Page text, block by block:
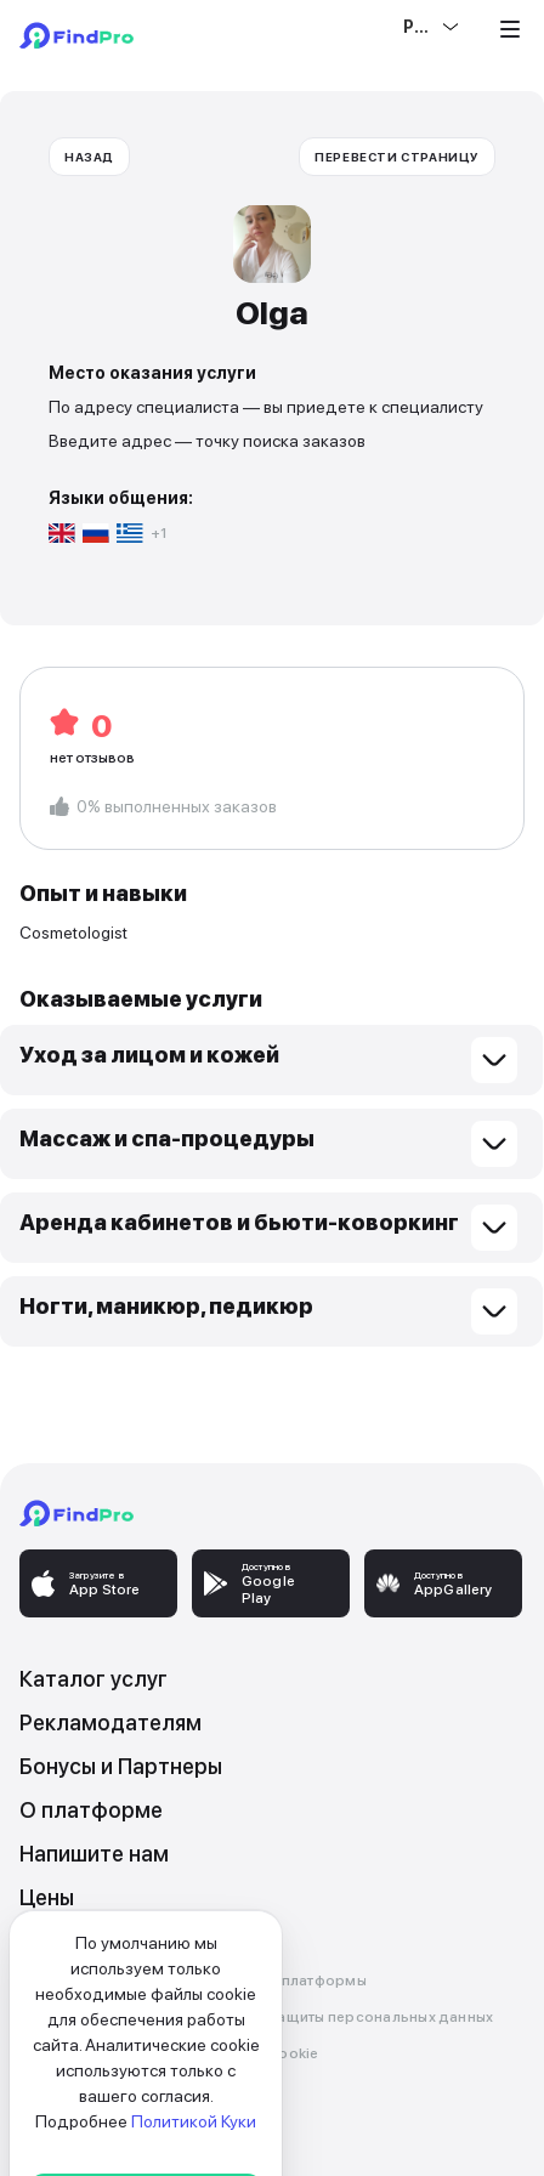
РУС
По умолчанию мы
используем только
необходимые файлы cookie
для обеспечения работы
сайта. Аналитические cookie
используются только с
вашего согласия.
Подробнее Политикой Куки
Olga
ПЕРЕВЕСТИ СТРАНИЦУ
НАЗАД
Место оказания услуги
По адресу специалиста — вы приедете к специалисту
Введите адрес — точку поиска заказов
Языки общения:
+1
Опыт и навыки
Cosmetologist
Оказываемые услуги
Уход за лицом и кожей
Массаж и спа-процедуры
Аренда кабинетов и бьюти-коворкинг
Ногти, маникюр, педикюр
0
нет отзывов
0% выполненных заказов
Загрузите в
App Store
Доступно в
Google
Play
Доступно в
AppGallery
Каталог услуг
Рекламодателям
Бонусы и Партнеры
О платформе
Напишите нам
Цены
Правила и условия использования платформы
Политика конфиденциальности и защиты персональных данных
Политика использования файлов cookie
РУС